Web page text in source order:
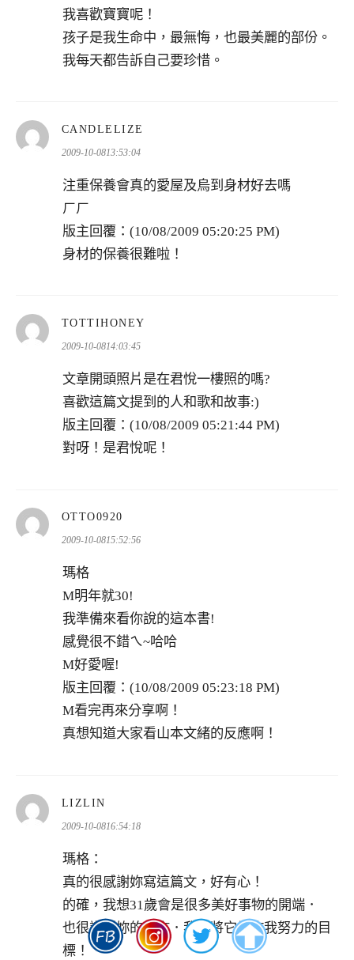
我喜歡寶寶呢！
孩子是我生命中，最無悔，也最美麗的部份。
我每天都告訴自己要珍惜。
CANDLELIZE
2009-10-0813:53:04
注重保養會真的愛屋及烏到身材好去嗎
ㄏㄏ
版主回覆：(10/08/2009 05:20:25 PM)
身材的保養很難啦！
TOTTIHONEY
2009-10-0814:03:45
文章開頭照片是在君悅一樓照的嗎?
喜歡這篇文提到的人和歌和故事:)
版主回覆：(10/08/2009 05:21:44 PM)
對呀！是君悅呢！
OTTO0920
示:
2009-10-0815:52:56
瑪格
M明年就30!
我準備來看你說的這本書!
感覺很不錯ㄟ~哈哈
M好愛喔!
版主回覆：(10/08/2009 05:23:18 PM)
M看完再來分享啊！
真想知道大家看山本文緒的反應啊！
LIZLIN
示:
2009-10-0816:54:18
瑪格：
真的很感謝妳寫這篇文，好有心！
的確，我想31歲會是很多美好事物的開端．
也很謝謝妳的美言．我會將它當作我努力的目
標！